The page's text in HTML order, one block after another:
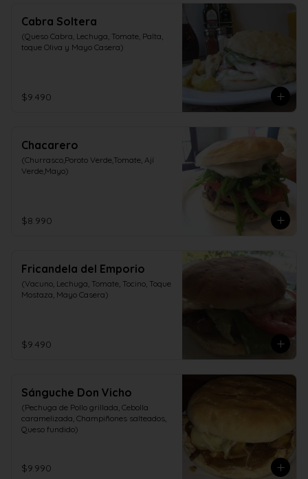
Cabra Soltera
(Queso Cabra, Lechuga, Tomate, Palta,
toque Oliva y Mayo Casera)
$9.490
Chacarero
(Churrasco,Poroto Verde,Tomate, Ají
Verde,Mayo)
$8.990
Fricandela del Emporio
(Vacuno, Lechuga, Tomate, Tocino, Toque
Mostaza, Mayo Casera)
$9.490
Sánguche Don Vicho
(Pechuga de Pollo grillada, Cebolla
caramelizada, Champiñones salteados,
Queso fundido)
$9.990